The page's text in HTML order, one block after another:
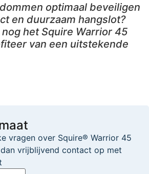
optimaal beveiligen
en duurzaam hangslot?
het Squire Warrior 45
van een uitstekende
vragen over Squire® Warrior 45
vrijblijvend contact op met